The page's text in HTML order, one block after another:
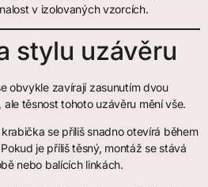
v izolovaných vzorcích.
stylu uzávěru
obvykle zavírají zasunutím dvou
těsnost tohoto uzávěru mění vše.
se příliš snadno otevírá během
je příliš těsný, montáž se stává
nebo balících linkách.